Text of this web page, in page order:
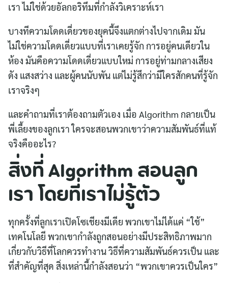
เรา ไม่ใช่ด้วยอัลกอริทึมที่กำลังวิเคราะห์เรา
บางทีความโดดเดี่ยวของยุคนี้จึงแตกต่างไปจากเดิม มัน
ไม่ใช่ความโดดเดี่ยวแบบที่เราเคยรู้จัก การอยู่คนเดียวใน
ห้อง มันคือความโดดเดี่ยวแบบใหม่ การอยู่ท่ามกลางเสียง
ดัง แสงสว่าง และผู้คนนับพัน แต่ไม่รู้สึกว่ามีใครสักคนที่รู้จัก
เราจริงๆ
และคำถามที่เราต้องถามตัวเอง เมื่อ Algorithm กลายเป็น
พี่เลี้ยงของลูกเรา ใครจะสอนพวกเขาว่าความสัมพันธ์ที่แท้
จริงคืออะไร?
สิ่งที่ Algorithm สอนลูก
เรา โดยที่เราไม่รู้ตัว
ทุกครั้งที่ลูกเราเปิดโซเชียงมีเดีย พวกเขาไม่ได้แค่ “ใช้”
เทคโนโลยี พวกเขากำลังถูกสอนอย่างมีประสิทธิภาพมาก
เกี่ยวกับวิธีที่โลกควรทำงาน วิธีที่ความสัมพันธ์ควรเป็น และ
ที่สำคัญที่สุด สิ่งเหล่านี้กำลังสอนว่า “พวกเขาควรเป็นใคร”